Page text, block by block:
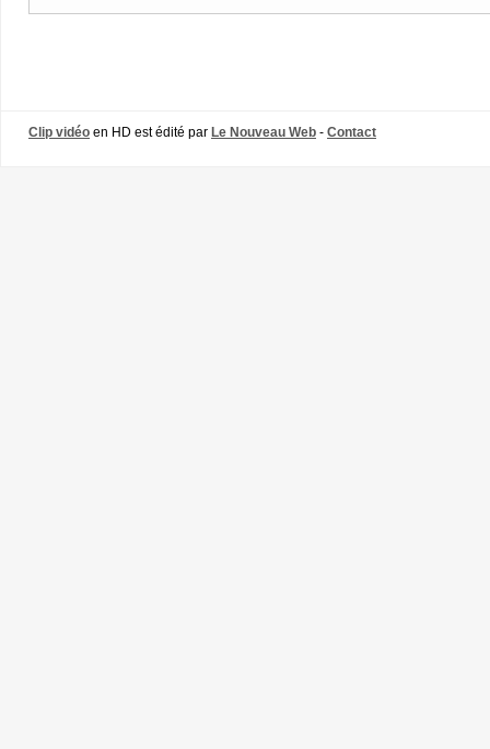
Clip vidéo en HD est édité par Le Nouveau Web - Contact